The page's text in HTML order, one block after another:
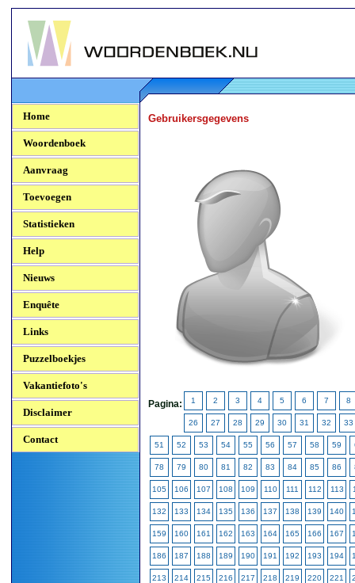
Woordenboek.NU
Home
Woordenboek
Aanvraag
Toevoegen
Statistieken
Help
Nieuws
Enquête
Links
Puzzelboekjes
Vakantiefoto's
Disclaimer
Contact
Gebruikersgegevens
Pagina: 1 2 3 4 5 6 7 8
26 27 28 29 30 31 32 33
51 52 53 54 55 56 57 58 59
78 79 80 81 82 83 84 85 86
105 106 107 108 109 110 111 112 113
132 133 134 135 136 137 138 139 140
159 160 161 162 163 164 165 166 167
186 187 188 189 190 191 192 193 194
213 214 215 216 217 218 219 220 221